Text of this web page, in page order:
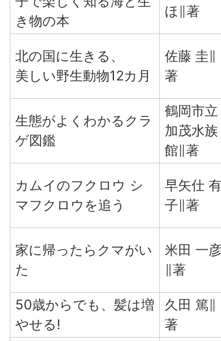
き物の本
ほ∥著
北の国に生きる、
美しい野生動物12カ月
佐藤 圭∥
著
生態がよくわかるクラ
ゲ図鑑
鶴岡市立
加茂水族
館∥著
カムイのフクロウ シ
マフクロウを追う
早矢仕
子∥著
家に帰ったらクマがい
た
米田 一
∥著
50歳からでも、髪は増
やせる!
久田 篤∥
著